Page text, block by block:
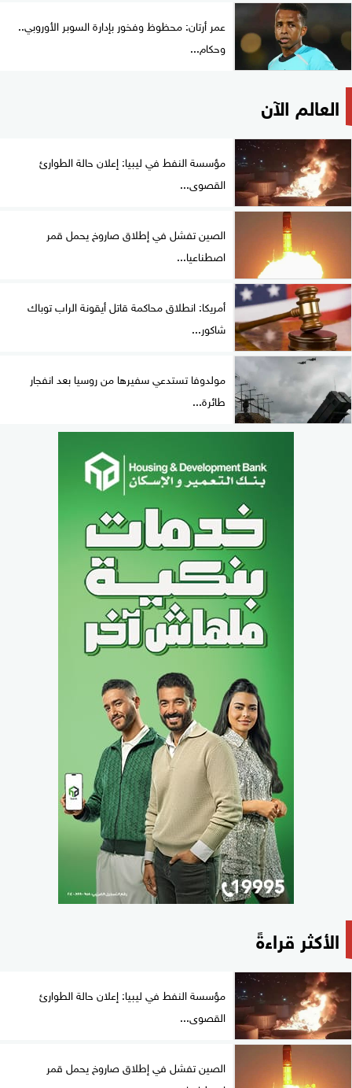
عمر أرتان: محظوظ وفخور بإدارة السوبر الأوروبي..
وحكام...
العالم الآن
مؤسسة النفط في ليبيا: إعلان حالة الطوارئ
القصوى...
الصين تفشل في إطلاق صاروخ يحمل قمر
اصطناعيا...
أمريكا: انطلاق محاكمة قاتل أيقونة الراب توباك
شاكور...
مولدوفا تستدعي سفيرها من روسيا بعد انفجار
طائرة...
الأكثر قراءةً
مؤسسة النفط في ليبيا: إعلان حالة الطوارئ
القصوى...
الصين تفشل في إطلاق صاروخ يحمل قمر